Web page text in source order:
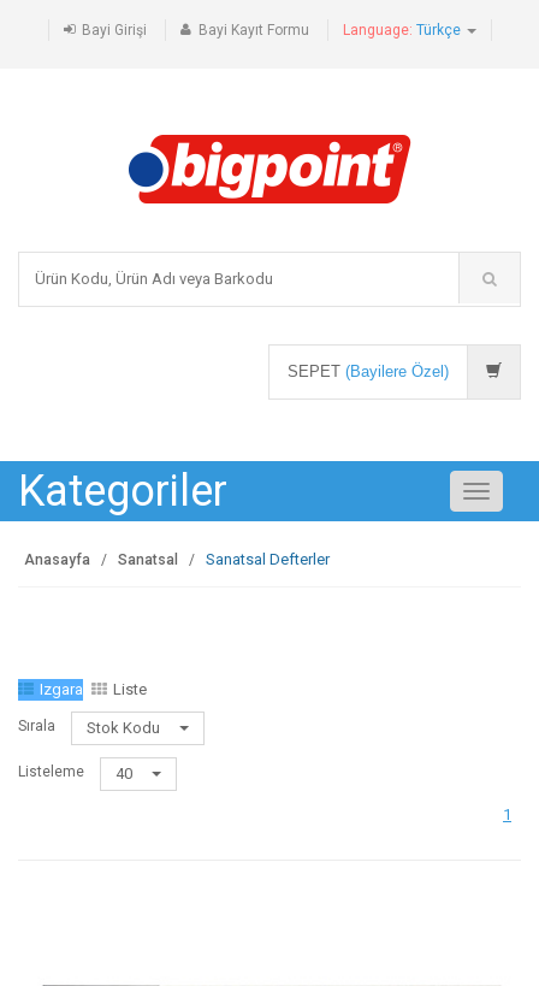
Bayi Girişi Bayi Kayıt Formu Language: Türkçe
SEPET (Bayilere Özel)
Kategoriler
Toggle
Anasayfa Sanatsal Sanatsal Defterler
Izgara Liste
Sırala Stok Kodu
Listeleme 40
1